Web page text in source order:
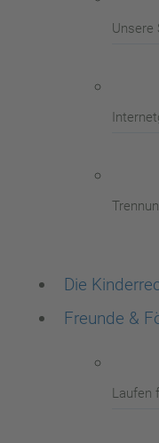
Unsere
Die
Freunde &
Laufen